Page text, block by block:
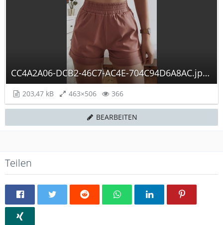
CC4A2A06-DCB2-46C7-AC4E-704C94D6A8AC.jpeg
203,47 kB 463×506 366
BEARBEITEN
Teilen